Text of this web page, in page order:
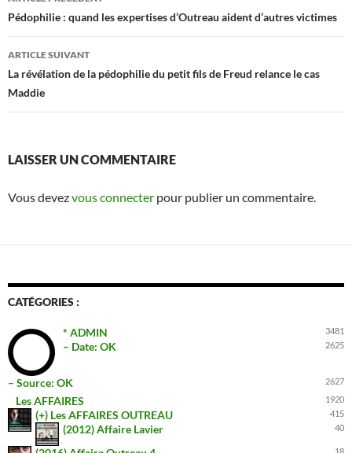
des
articles
Pédophilie : quand les expertises d’Outreau aident d’autres victimes
ARTICLE SUIVANT
La révélation de la pédophilie du petit fils de Freud relance le cas
Maddie
LAISSER UN COMMENTAIRE
Vous devezvous connecter pour publier un commentaire.
CATÉGORIES :
* ADMIN 3481
– Date: OK 2625
– Source: OK 2627
Les AFFAIRES 1920
(+) Les AFFAIRES OUTREAU 415
(2012) Affaire Lavier 40